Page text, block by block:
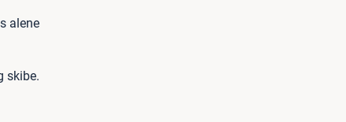
alene
skibe.